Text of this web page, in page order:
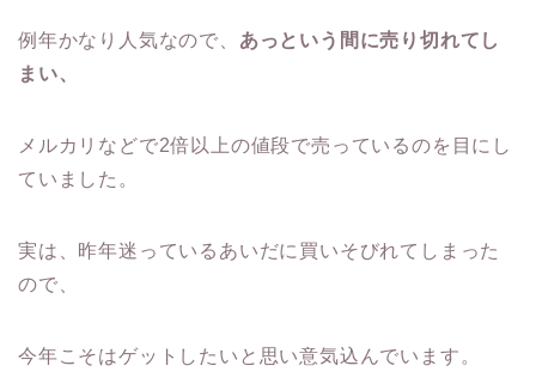
例年かなり人気なので、 あっという間に売り切れてし
まい、
メルカリなどで2倍以上の値段で売っているのを目にし
ていました。
実は、昨年迷っているあいだに買いそびれてしまった
ので、
今年こそはゲットしたいと思い意気込んでいます。